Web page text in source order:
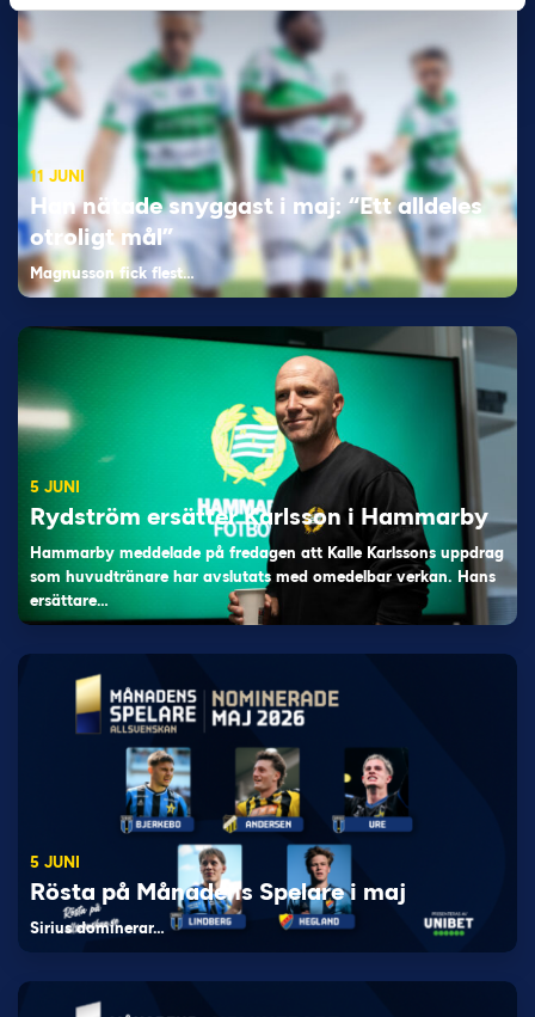
11 JUNI
Han nätade snyggast i maj: “Ett alldeles
otroligt mål”
Magnusson fick flest…
5 JUNI
Rydström ersätter Karlsson i Hammarby
Hammarby meddelade på fredagen att Kalle Karlssons uppdrag
som huvudtränare har avslutats med omedelbar verkan. Hans
ersättare…
5 JUNI
Rösta på Månadens Spelare i maj
Sirius dominerar…